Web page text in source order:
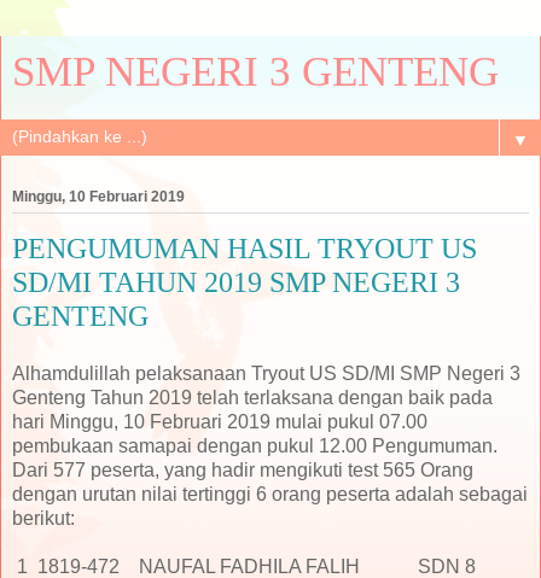
SMP NEGERI 3 GENTENG
▼
Minggu, 10 Februari 2019
PENGUMUMAN HASIL TRYOUT US
SD/MI TAHUN 2019 SMP NEGERI 3
GENTENG
Alhamdulillah pelaksanaan Tryout US SD/MI SMP Negeri 3
Genteng Tahun 2019 telah terlaksana dengan baik pada
hari Minggu, 10 Februari 2019 mulai pukul 07.00
pembukaan samapai dengan pukul 12.00 Pengumuman.
Dari 577 peserta, yang hadir mengikuti test 565 Orang
dengan urutan nilai tertinggi 6 orang peserta adalah sebagai
berikut:
1 1819-472 NAUFAL FADHILA FALIH SDN 8